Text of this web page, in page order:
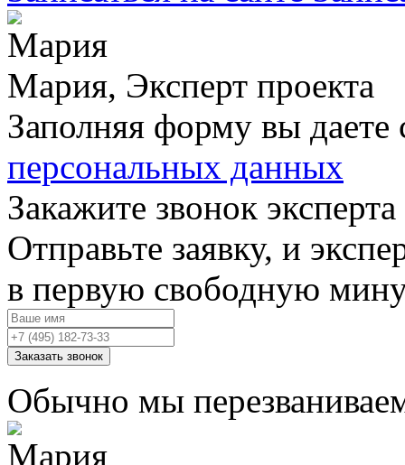
Мария, Эксперт проекта
Заполняя форму вы даете
персональных данных
Закажите звонок эксперта
Отправьте заявку, и
в первую свободную
Заказать звонок
Обычно мы